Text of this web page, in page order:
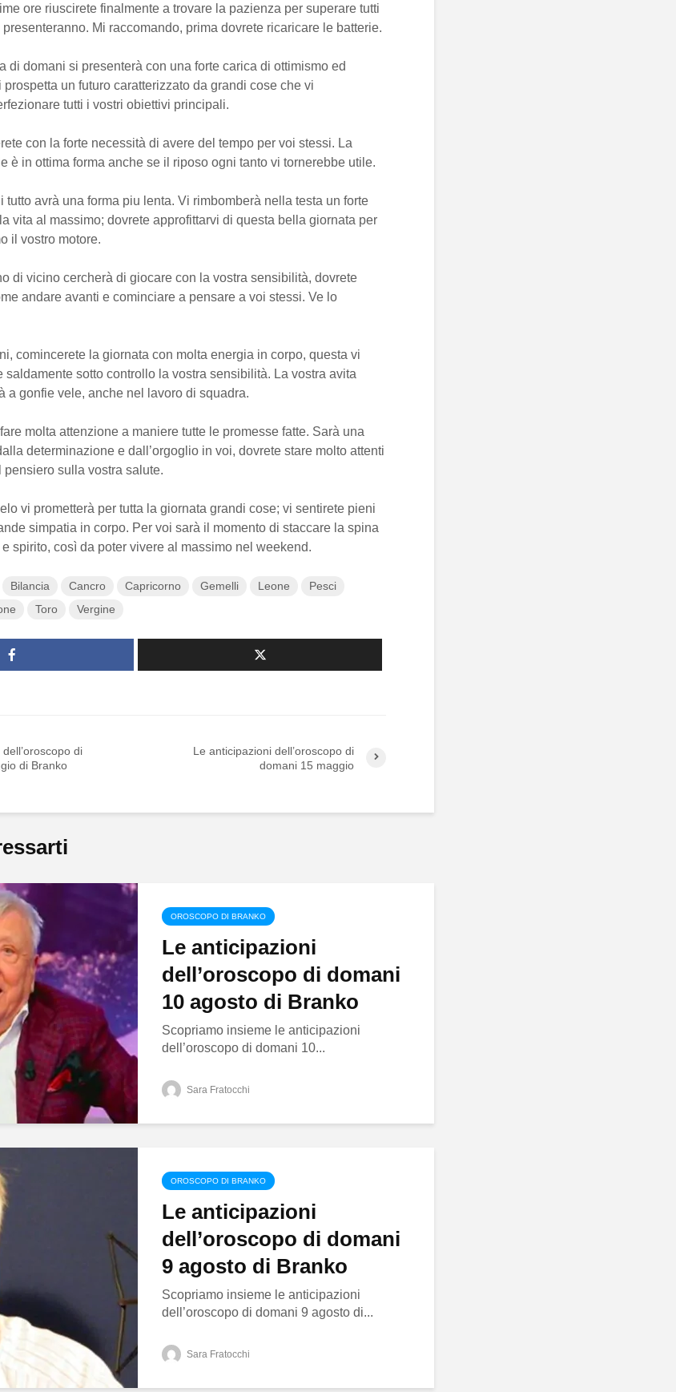
ore riuscirete finalmente a trovare la pazienza per superare tutti
Mi raccomando, prima dovrete ricaricare le batterie.
di domani si presenterà con una forte carica di ottimismo ed
un futuro caratterizzato da grandi cose che vi
tutti i vostri obiettivi principali.
con la forte necessità di avere del tempo per voi stessi. La
è in ottima forma anche se il riposo ogni tanto vi tornerebbe utile.
tutto avrà una forma piu lenta. Vi rimbomberà nella testa un forte
vita al massimo; dovrete approfittarvi di questa bella giornata per
il vostro motore.
di vicino cercherà di giocare con la vostra sensibilità, dovrete
andare avanti e cominciare a pensare a voi stessi. Ve lo
comincerete la giornata con molta energia in corpo, questa vi
saldamente sotto controllo la vostra sensibilità. La vostra avita
a gonfie vele, anche nel lavoro di squadra.
molta attenzione a maniere tutte le promesse fatte. Sarà una
determinazione e dall’orgoglio in voi, dovrete stare molto attenti
sulla vostra salute.
vi prometterà per tutta la giornata grandi cose; vi sentirete pieni
simpatia in corpo. Per voi sarà il momento di staccare la spina
spirito, così da poter vivere al massimo nel weekend.
Bilancia Cancro Capricorno Gemelli Leone
Pesci
Toro Vergine
di
di Branko
Le anticipazioni dell’oroscopo di
domani 15 maggio
OROSCOPO DI BRANKO
Le anticipazioni
dell’oroscopo di domani
10 agosto di Branko
Scopriamo insieme le anticipazioni
dell’oroscopo di domani 10...
Sara Fratocchi
OROSCOPO DI BRANKO
Le anticipazioni
dell’oroscopo di domani
9 agosto di Branko
Scopriamo insieme le anticipazioni
dell’oroscopo di domani 9 agosto di...
Sara Fratocchi